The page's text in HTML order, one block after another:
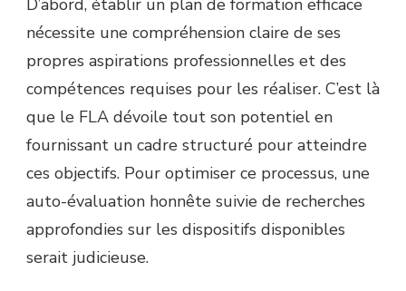
D’abord, établir un plan de formation efficace
nécessite une compréhension claire de ses
propres aspirations professionnelles et des
compétences requises pour les réaliser. C’est là
que le FLA dévoile tout son potentiel en
fournissant un cadre structuré pour atteindre
ces objectifs. Pour optimiser ce processus, une
auto-évaluation honnête suivie de recherches
approfondies sur les dispositifs disponibles
serait judicieuse.